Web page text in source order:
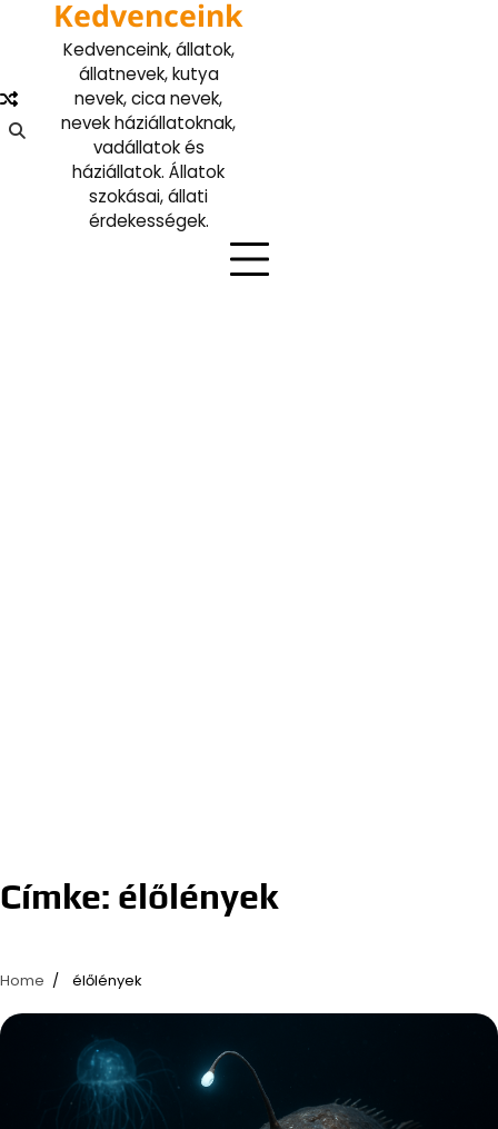
Kedvenceink
Kedvenceink, állatok,
állatnevek, kutya
nevek, cica nevek,
nevek háziállatoknak,
vadállatok és
háziállatok. Állatok
szokásai, állati
érdekességek.
Címke: élőlények
Home élőlények